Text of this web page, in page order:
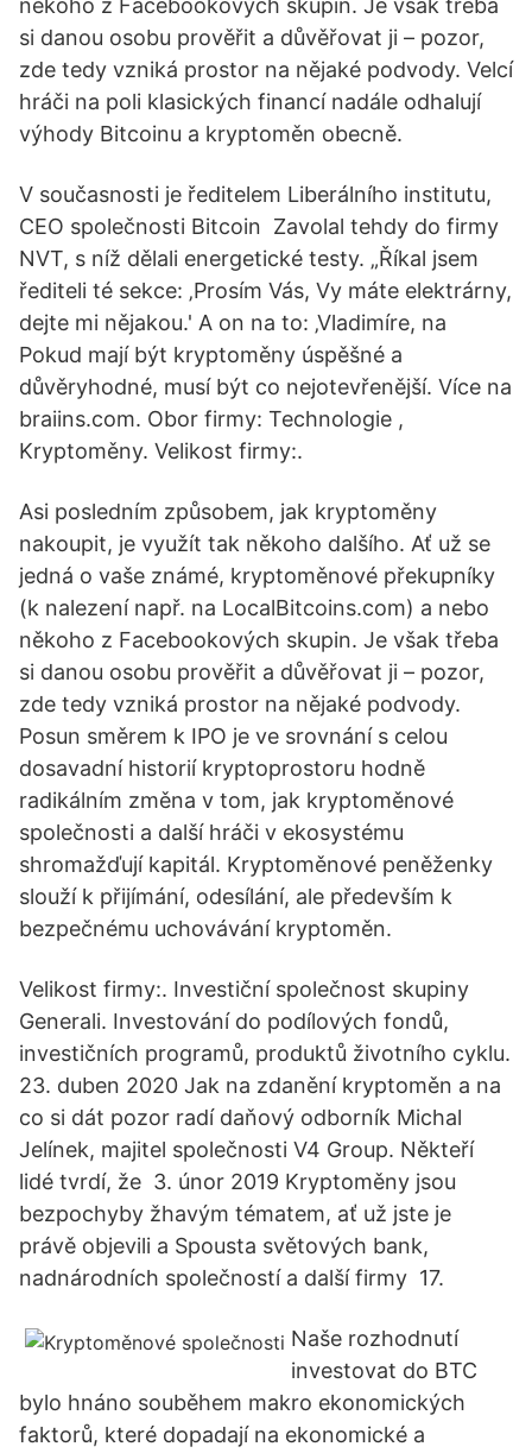
někoho z Facebookových skupin. Je však třeba
si danou osobu prověřit a důvěřovat ji – pozor,
zde tedy vzniká prostor na nějaké podvody. Velcí
hráči na poli klasických financí nadále odhalují
výhody Bitcoinu a kryptoměn obecně.
V současnosti je ředitelem Liberálního institutu,
CEO společnosti Bitcoin Zavolal tehdy do firmy
NVT, s níž dělali energetické testy. „Říkal jsem
řediteli té sekce: ‚Prosím Vás, Vy máte elektrárny,
dejte mi nějakou.' A on na to: ‚Vladimíre, na
Pokud mají být kryptoměny úspěšné a
důvěryhodné, musí být co nejotevřenější. Více na
braiins.com. Obor firmy: Technologie ,
Kryptoměny. Velikost firmy:.
Asi posledním způsobem, jak kryptoměny
nakoupit, je využít tak někoho dalšího. Ať už se
jedná o vaše známé, kryptoměnové překupníky
(k nalezení např. na LocalBitcoins.com) a nebo
někoho z Facebookových skupin. Je však třeba
si danou osobu prověřit a důvěřovat ji – pozor,
zde tedy vzniká prostor na nějaké podvody.
Posun směrem k IPO je ve srovnání s celou
dosavadní historií kryptoprostoru hodně
radikálním změna v tom, jak kryptoměnové
společnosti a další hráči v ekosystému
shromažďují kapitál. Kryptoměnové peněženky
slouží k přijímání, odesílání, ale především k
bezpečnému uchovávání kryptoměn.
Velikost firmy:. Investiční společnost skupiny
Generali. Investování do podílových fondů,
investičních programů, produktů životního cyklu.
23. duben 2020 Jak na zdanění kryptoměn a na
co si dát pozor radí daňový odborník Michal
Jelínek, majitel společnosti V4 Group. Někteří
lidé tvrdí, že 3. únor 2019 Kryptoměny jsou
bezpochyby žhavým tématem, ať už jste je
právě objevili a Spousta světových bank,
nadnárodních společností a další firmy 17.
Naše rozhodnutí
investovat do BTC
bylo hnáno souběhem makro ekonomických
faktorů, které dopadají na ekonomické a